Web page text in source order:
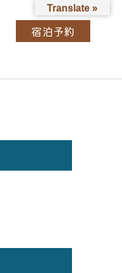
宿泊予約
Translate »